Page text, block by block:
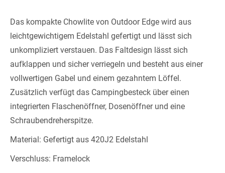
Das kompakte Chowlite von Outdoor Edge wird aus
leichtgewichtigem Edelstahl gefertigt und lässt sich
unkompliziert verstauen. Das Faltdesign lässt sich
aufklappen und sicher verriegeln und besteht aus einer
vollwertigen Gabel und einem gezahntem Löffel.
Zusätzlich verfügt das Campingbesteck über einen
integrierten Flaschenöffner, Dosenöffner und eine
Schraubendreherspitze.
Material: Gefertigt aus 420J2 Edelstahl
Verschluss: Framelock